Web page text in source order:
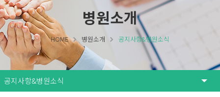
병원소개
HOME 병원소개 공지사항&병원소식